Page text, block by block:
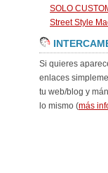
SOLO
Street Style
Si quieres
enlaces
tu web/blog y
lo mismo (más